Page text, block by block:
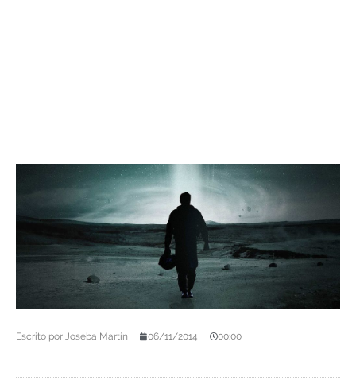
Escrito por Joseba Martín 06/11/2014 00:00